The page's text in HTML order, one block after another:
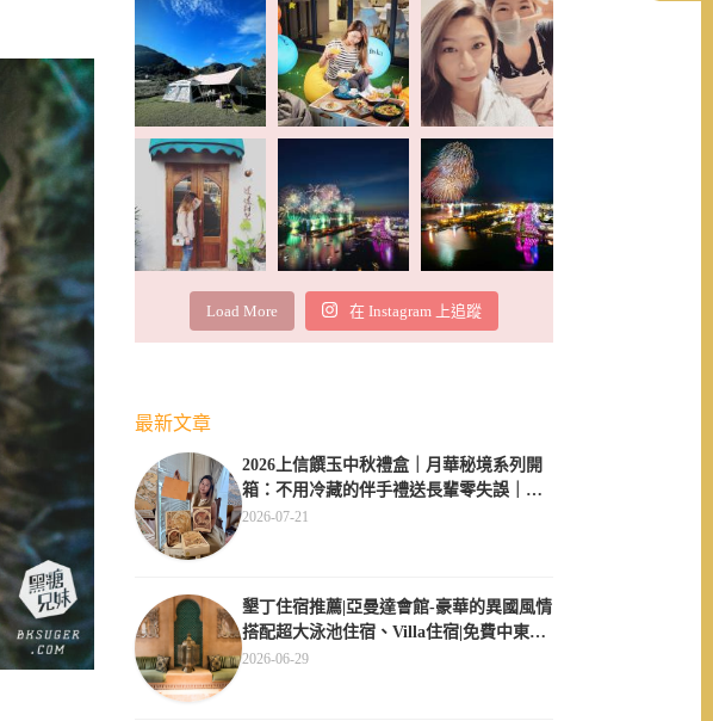
Load More 在 Instagram 上追蹤
最新文章
2026上信饌玉中秋禮盒｜月華秘境系列開
箱：不用冷藏的伴手禮送長輩零失誤｜素
食伴手禮推薦
2026-07-21
墾丁住宿推薦|亞曼達會館-豪華的異國風情
搭配超大泳池住宿、Villa住宿|免費中東服
飾體驗
2026-06-29